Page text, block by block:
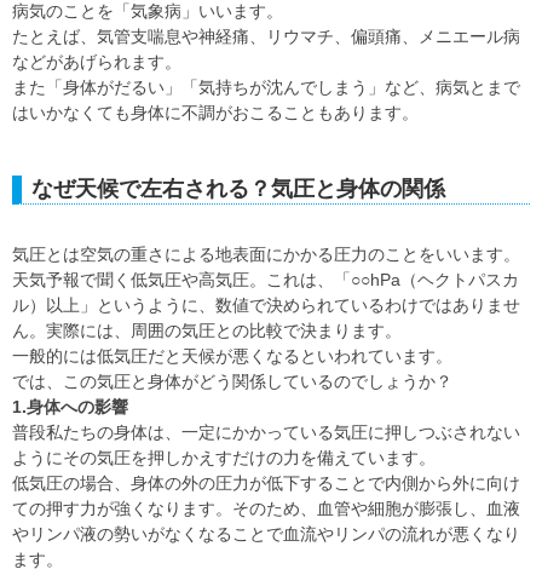
病気のことを「気象病」いいます。
たとえば、気管支喘息や神経痛、リウマチ、偏頭痛、メニエール病
などがあげられます。
また「身体がだるい」「気持ちが沈んでしまう」など、病気とまで
はいかなくても身体に不調がおこることもあります。
なぜ天候で左右される？気圧と身体の関係
気圧とは空気の重さによる地表面にかかる圧力のことをいいます。
天気予報で聞く低気圧や高気圧。これは、「○○hPa（ヘクトパスカ
ル）以上」というように、数値で決められているわけではありませ
ん。実際には、周囲の気圧との比較で決まります。
一般的には低気圧だと天候が悪くなるといわれています。
では、この気圧と身体がどう関係しているのでしょうか？
1.身体への影響
普段私たちの身体は、一定にかかっている気圧に押しつぶされない
ようにその気圧を押しかえすだけの力を備えています。
低気圧の場合、身体の外の圧力が低下することで内側から外に向け
ての押す力が強くなります。そのため、血管や細胞が膨張し、血液
やリンパ液の勢いがなくなることで血流やリンパの流れが悪くなり
ます。